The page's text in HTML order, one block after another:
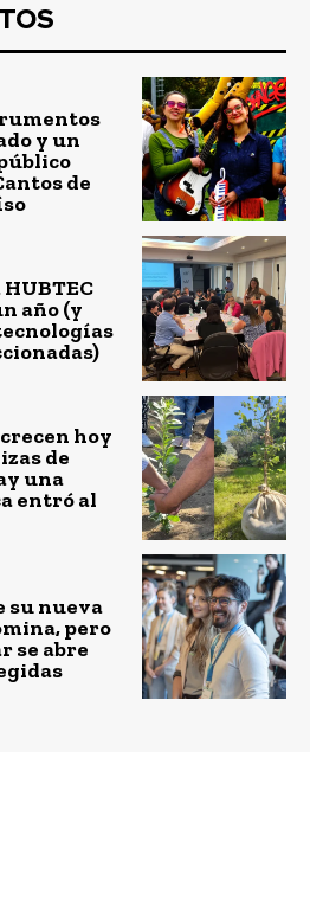
y un
de
año (y
hoy
de
una
entró al
su nueva
pero
se abre